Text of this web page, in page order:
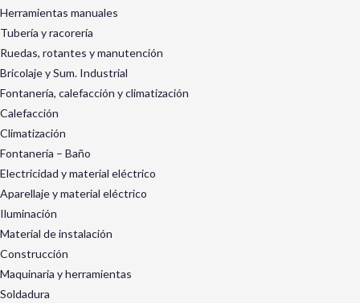
Herramientas manuales
Tubería y racorería
Ruedas, rotantes y manutención
Bricolaje y Sum. Industrial
Fontanería, calefacción y climatización
Calefacción
Climatización
Fontanería – Baño
Electricidad y material eléctrico
Aparellaje y material eléctrico
Iluminación
Material de instalación
Construcción
Maquinaria y herramientas
Soldadura